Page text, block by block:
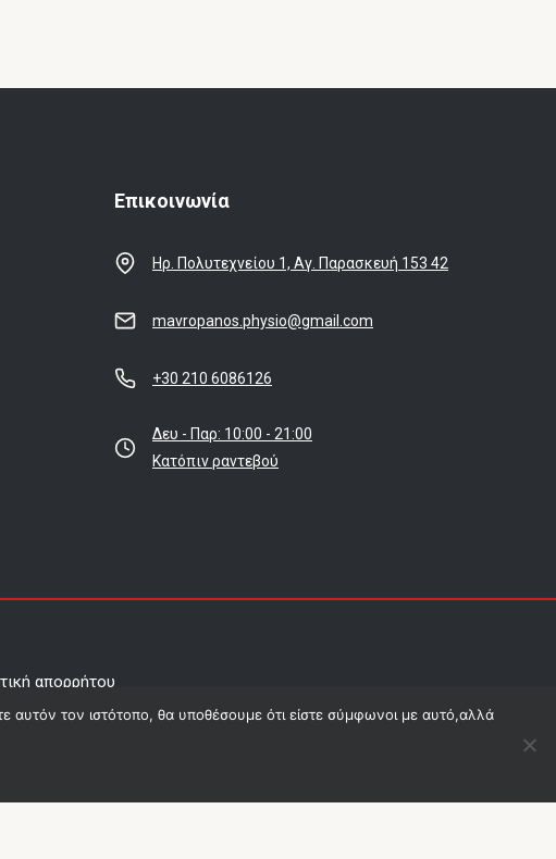
Επικοινωνία
Ηρ. Πολυτεχνείου 1, Αγ. Παρασκευή 153 42
mavropanos.physio@gmail.com
+30 210 6086126
Δευ - Παρ: 10:00 - 21:00
Κατόπιν ραντεβού
απορρήτου
αυτόν τον ιστότοπο, θα υποθέσουμε ότι είστε σύμφωνοι με αυτό,αλλά